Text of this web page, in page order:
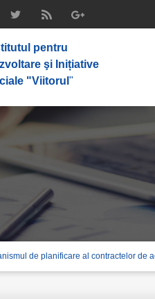
pentru
şi Inițiative
"Viitorul "
de planificare al contractelor de